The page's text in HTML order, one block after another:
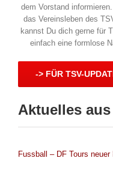
dem Vorstand
das Vereinsleben des
kannst Du dich gerne für
einfach eine formlose
-> FÜR TSV-
Aktuelles
Fussball – DF Tours